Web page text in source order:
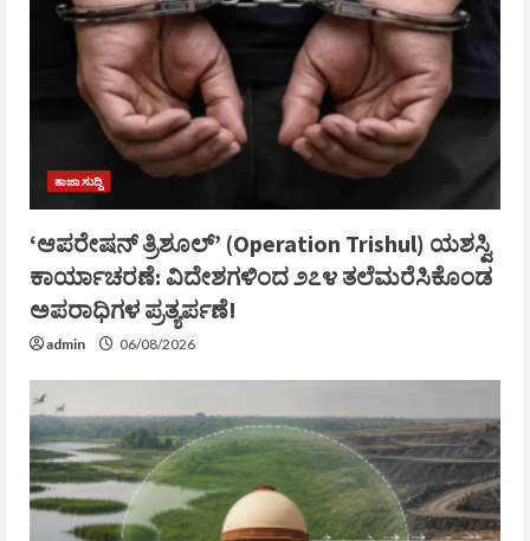
ತಾಜಾ ಸುದ್ದಿ
‘ಆಪರೇಷನ್ ತ್ರಿಶೂಲ್’ (Operation Trishul) ಯಶಸ್ವಿ
ಕಾರ್ಯಾಚರಣೆ: ವಿದೇಶಗಳಿಂದ ೨೭೪ ತಲೆಮರೆಸಿಕೊಂಡ
ಅಪರಾಧಿಗಳ ಪ್ರತ್ಯರ್ಪಣೆ!
admin 06/08/2026